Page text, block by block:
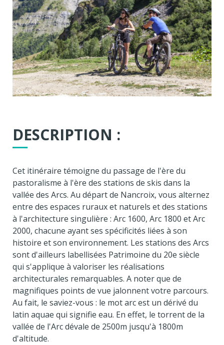
DESCRIPTION :
Cet itinéraire témoigne du passage de l'ère du
pastoralisme à l'ère des stations de skis dans la
vallée des Arcs. Au départ de Nancroix, vous alternez
entre des espaces ruraux et naturels et des stations
à l'architecture singulière : Arc 1600, Arc 1800 et Arc
2000, chacune ayant ses spécificités liées à son
histoire et son environnement. Les stations des Arcs
sont d'ailleurs labellisées Patrimoine du 20e siècle
qui s'applique à valoriser les réalisations
architecturales remarquables. A noter que de
magnifiques points de vue jalonnent votre parcours.
Au fait, le saviez-vous : le mot arc est un dérivé du
latin aquae qui signifie eau. En effet, le torrent de la
vallée de l'Arc dévale de 2500m jusqu'à 1800m
d'altitude.